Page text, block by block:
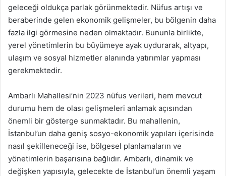
geleceği oldukça parlak görünmektedir. Nüfus artışı ve
beraberinde gelen ekonomik gelişmeler, bu bölgenin daha
fazla ilgi görmesine neden olmaktadır. Bununla birlikte,
yerel yönetimlerin bu büyümeye ayak uydurarak, altyapı,
ulaşım ve sosyal hizmetler alanında yatırımlar yapması
gerekmektedir.
Ambarlı Mahallesi’nin 2023 nüfus verileri, hem mevcut
durumu hem de olası gelişmeleri anlamak açısından
önemli bir gösterge sunmaktadır. Bu mahallenin,
İstanbul’un daha geniş sosyo-ekonomik yapıları içerisinde
nasıl şekilleneceği ise, bölgesel planlamaların ve
yönetimlerin başarısına bağlıdır. Ambarlı, dinamik ve
değişken yapısıyla, gelecekte de İstanbul’un önemli yaşam